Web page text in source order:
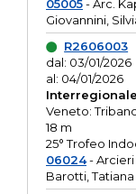
05005- Arc.
Giovannini,
R2606003
dal: 03/01/2026
al: 04/01/2026
Interregionale
Veneto:
18 m
25° Trofeo
06024- Arcieri
Barotti, Tatiana